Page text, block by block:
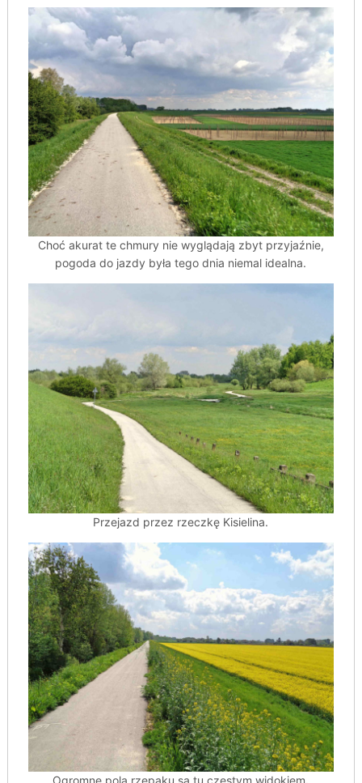
Choć akurat te chmury nie wyglądają zbyt przyjaźnie,
pogoda do jazdy była tego dnia niemal idealna.
Przejazd przez rzeczkę Kisielina.